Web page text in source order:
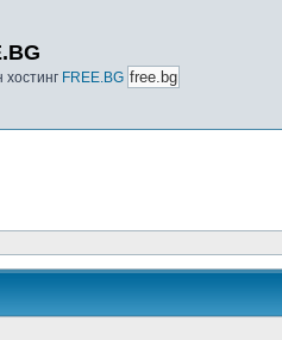
FREE.BG